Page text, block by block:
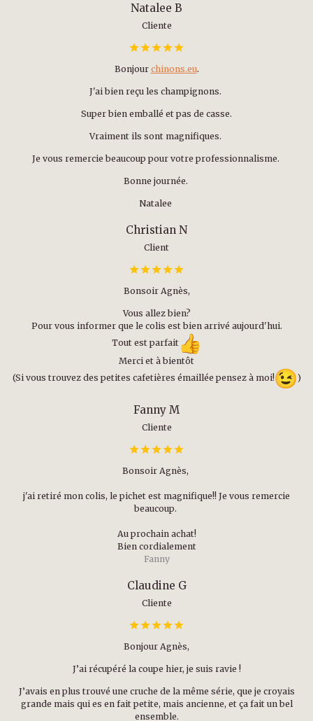
Natalee B
Cliente
Bonjour chinons.eu.
J'ai bien reçu les champignons.
Super bien emballé et pas de casse.
Vraiment ils sont magnifiques.
Je vous remercie beaucoup pour votre professionnalisme.
Bonne journée.
Natalee
Christian N
Client
Bonsoir Agnès,
Vous allez bien?
Pour vous informer que le colis est bien arrivé aujourd'hui.
Tout est parfait
Merci et à bientôt
(Si vous trouvez des petites cafetières émaillée pensez à moi!
)
Fanny M
Cliente
Bonsoir Agnès,
j'ai retiré mon colis, le pichet est magnifique!! Je vous remercie
beaucoup.
Au prochain achat!
Bien cordialement
Fanny
Claudine G
Cliente
Bonjour Agnès,
J’ai récupéré la coupe hier, je suis ravie !
J’avais en plus trouvé une cruche de la même série, que je croyais
grande mais qui es en fait petite, mais ancienne, et ça fait un bel
ensemble.